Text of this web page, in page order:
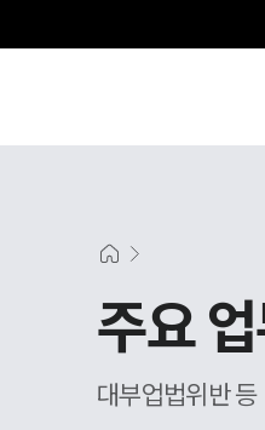
주요
대부업법위반 등